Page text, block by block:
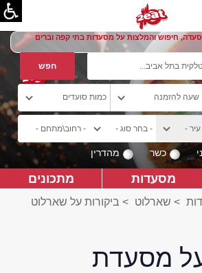
חיפוש והמלצות על מסעדות בתי קפה וברים
כשר מהדרין
מסעדות מתכונים
> שארלוט > ביקורות על שארלוט
מסעדת